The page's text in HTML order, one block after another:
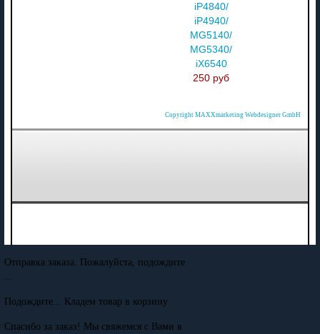
iP4840/
iP4940/
MG5140/
MG5340/
iX6540
250 руб
Copyright MAXXmarketing Webdesigner GmbH
Отправка заказа. Пожалуйста, подождите
...
Подождите... Кладем товар в корзину
Спасибо за заказ! Мы свяжемся с Вами в